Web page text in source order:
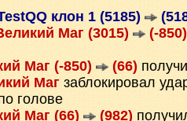
клон 1 (5185)
Маг (3015)
(-850)
Маг (-850) (66)
Маг заблокировал
голове
Маг (66) (982)